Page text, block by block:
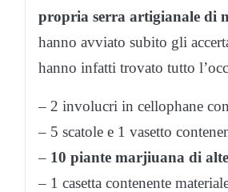
propria serra artigianale di
hanno avviato subito gli
hanno infatti trovato tutto
– 2 involucri in cellophane
– 5 scatole e 1 vasetto
– 10 piante marjiuana di
– 1 casetta contenente